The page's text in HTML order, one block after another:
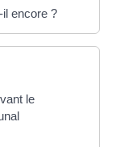
encore ?
le